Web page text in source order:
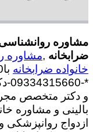
مشاوره
ضرابخانه ,مشاوره
خانواده ضرابخانه
*-
و دکتر متخصص
بالینی و مشاوره
ازدواج روانپزشکی